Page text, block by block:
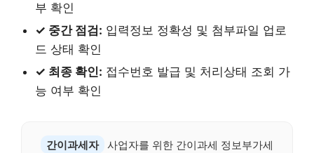
부 확인
✓ 중간 점검: 입력정보 정확성 및 첨부파일 업로
드 상태 확인
✓ 최종 확인: 접수번호 발급 및 처리상태 조회 가
능 여부 확인
간이과세자 사업자를 위한 간이과세 정보부가세